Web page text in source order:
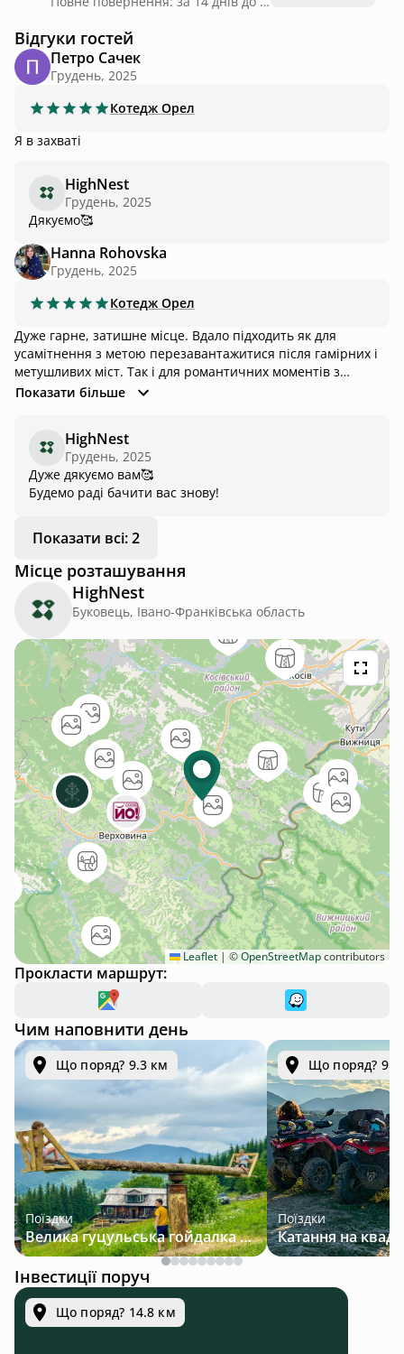
Відгуки гостей
Петро Сачек
Грудень, 2025
Котедж Орел
Я в захваті
HighNest
Грудень, 2025
Дякуємо🥰
Hanna Rohovska
Грудень, 2025
Котедж Орел
Дуже гарне, затишне місце. Вдало підходить як для
усамітнення з метою перезавантажитися після гамірних і
метушливих міст. Так і для романтичних моментів з
коханими людьми. Усе відповідає заявленому в офері.
000 із 10 ❤️ П.с. краєвиди вважаючи, і є де прогулятися ❤️‍🔥
Показати більше
HighNest
Грудень, 2025
Дуже дякуємо вам🥰
Будемо раді бачити вас знову!
Показати всі: 2
Місце розташування
HighNest
Буковець, Івано-Франківська область
Leaflet | ©OpenStreetMapcontributors
Прокласти маршрут:
Чим наповнити день
Що поряд? 9.3 км
Поїздки
Велика гуцульська гойдалка — джип-тур у Карпатах
Що поряд? 9.3
Поїздки
Інвестиції поруч
Що поряд? 14.8 км